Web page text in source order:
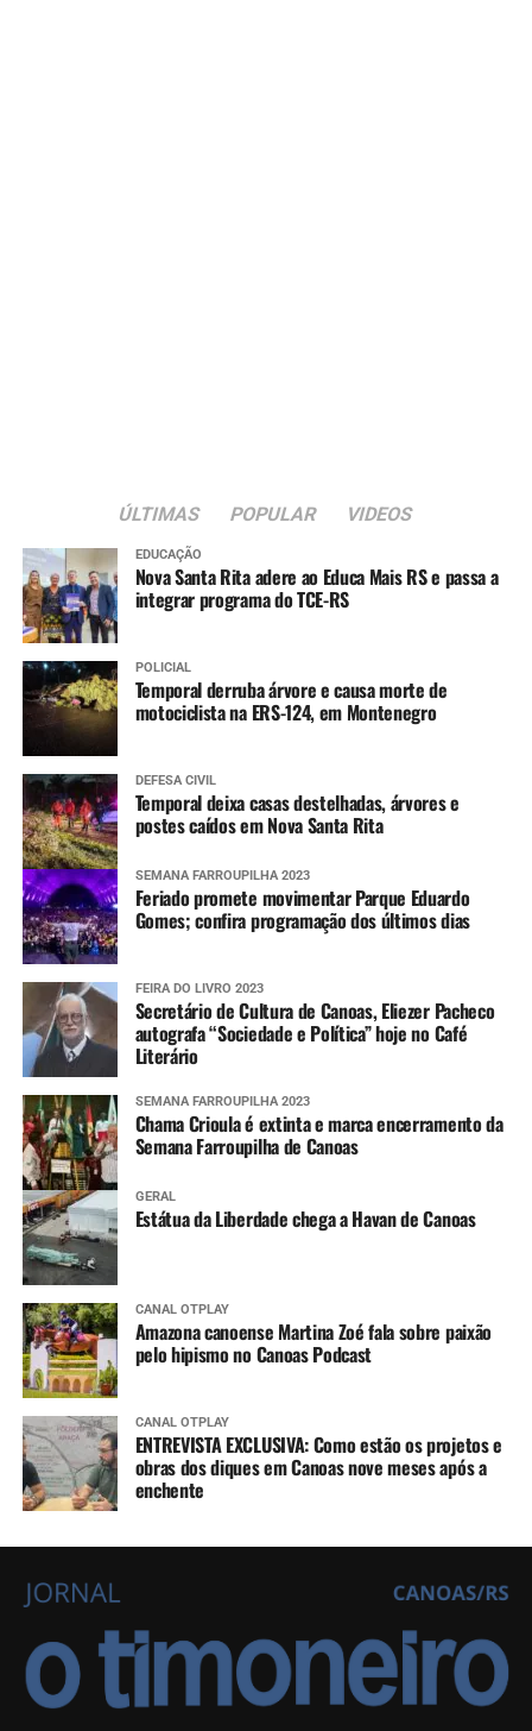
ÚLTIMAS POPULAR VIDEOS
EDUCAÇÃO
Nova Santa Rita adere ao Educa Mais RS e passa a
integrar programa do TCE-RS
POLICIAL
Temporal derruba árvore e causa morte de
motociclista na ERS-124, em Montenegro
DEFESA CIVIL
Temporal deixa casas destelhadas, árvores e
postes caídos em Nova Santa Rita
SEMANA FARROUPILHA 2023
Feriado promete movimentar Parque Eduardo
Gomes; confira programação dos últimos dias
FEIRA DO LIVRO 2023
Secretário de Cultura de Canoas, Eliezer Pacheco
autografa “Sociedade e Política” hoje no Café
Literário
SEMANA FARROUPILHA 2023
Chama Crioula é extinta e marca encerramento da
Semana Farroupilha de Canoas
GERAL
Estátua da Liberdade chega a Havan de Canoas
CANAL OTPLAY
Amazona canoense Martina Zoé fala sobre paixão
pelo hipismo no Canoas Podcast
CANAL OTPLAY
ENTREVISTA EXCLUSIVA: Como estão os projetos e
obras dos diques em Canoas nove meses após a
enchente